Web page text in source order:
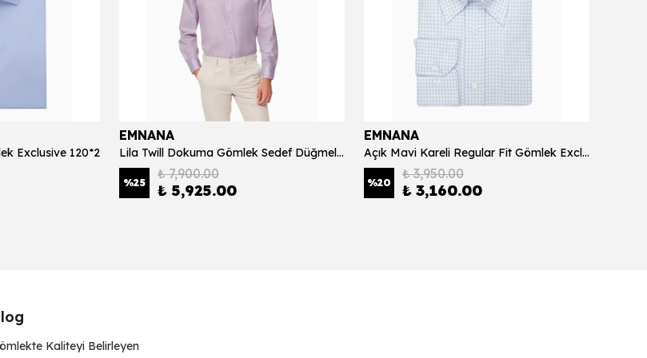
Exclusive 120*2
EMNANA
Lila Twill Dokuma Gömlek Sedef Düğmeli Premium 140*2
%25
₺ 7,900.00
₺ 5,925.00
EMNANA
Açık Mavi Kareli Regular Fit Gömlek Exclusive 100*2
%20
₺ 3,950.00
₺ 3,160.00
Kaliteyi Belirleyen